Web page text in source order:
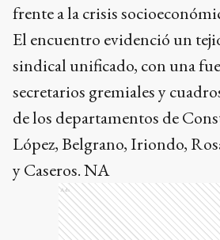
frente a la crisis
El encuentro evidenció un
sindical unificado, con una
secretarios gremiales y
de los departamentos de
López, Belgrano, Iriondo,
y Caseros. NA
Ads